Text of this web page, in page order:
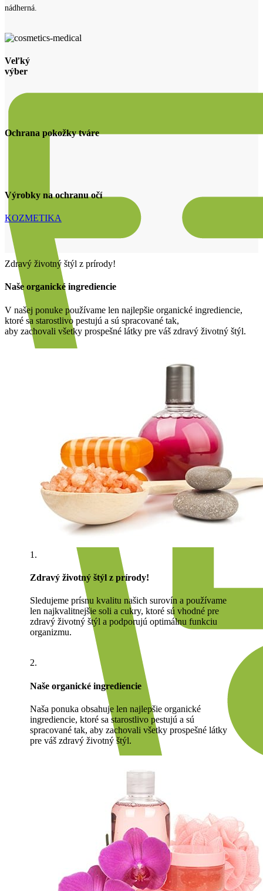
nádherná.
Veľký
výber
Ochrana pokožky tváre
Výrobky na ochranu očí
KOZMETIKA
Zdravý životný štýl z prírody!
Naše organické ingrediencie
V našej ponuke používame len najlepšie organické ingrediencie,
ktoré sa starostlivo pestujú a sú spracované tak,
aby zachovali všetky prospešné látky pre váš zdravý životný štýl.
1.
Zdravý životný štýl z prírody!
Sledujeme prísnu kvalitu našich surovín a používame
len najkvalitnejšie soli a cukry, ktoré sú vhodné pre
zdravý životný štýl a podporujú optimálnu funkciu
organizmu.
2.
Naše organické ingrediencie
Naša ponuka obsahuje len najlepšie organické
ingrediencie, ktoré sa starostlivo pestujú a sú
spracované tak, aby zachovali všetky prospešné látky
pre váš zdravý životný štýl.